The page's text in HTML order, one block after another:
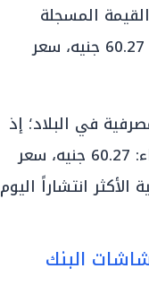
وبنفس القيمة المسجلة
«سعر اليورو في بنك بيت التمويل الكويتي (KFH): سعر الشراء: 60.27 جنيه، سعر
في البلاد؛ إذ
سجل «سعر اليورو في البنك الأهلي المصري (NBE): سعر الشراء: 60.27 جنيه، سعر
الأكثر انتشاراً اليوم
البنك